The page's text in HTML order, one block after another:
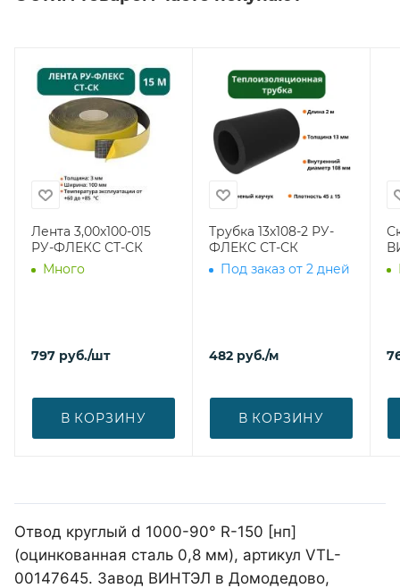
Лента 3,00х100-015
РУ-ФЛЕКС СТ-СК
Много
797 руб./шт
В КОРЗИНУ
Трубка 13х108-2 РУ-
ФЛЕКС СТ-СК
Под заказ от 2 дней
482 руб./м
В КОРЗИНУ
Отвод круглый d 1000-90° R-150 [нп]
(оцинкованная сталь 0,8 мм), артикул VTL-
00147645. Завод ВИНТЭЛ в Домодедово,